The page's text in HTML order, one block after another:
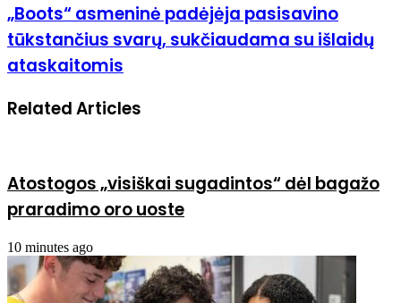
„Boots“ asmeninė padėjėja pasisavino
tūkstančius svarų, sukčiaudama su išlaidų
ataskaitomis
Related Articles
Atostogos „visiškai sugadintos“ dėl bagažo
praradimo oro uoste
10 minutes ago